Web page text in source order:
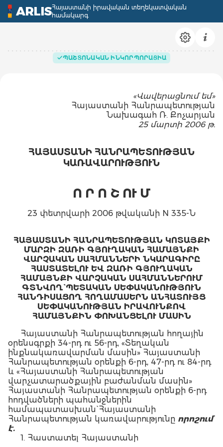
ARLISՀայաստանի իրավական տեղեկատվական
համակարգ
ՊԱՇՏՈՆԱԿԱՆ ԻՆԿՈՐՊՈՐԱՑԻԱ
«Վավերացնում եմ»
Հայաստանի Հանրապետության
Նախագահ Ռ. Քոչարյան
25 մարտի 2006 թ.
ՀԱՅԱՍՏԱՆԻ ՀԱՆՐԱՊԵՏՈՒԹՅԱՆ
ԿԱՌԱՎԱՐՈՒԹՅՈՒՆ
Ո Ր Ո Շ ՈՒ Մ
23 փետրվարի 2006 թվականի N 335-Ն
ՀԱՅԱՍՏԱՆԻ ՀԱՆՐԱՊԵՏՈՒԹՅԱՆ ԿՈՏԱՅՔԻ
ՄԱՐԶԻ ԶԱՌԻ ԳՅՈՒՂԱԿԱՆ ՀԱՄԱՅՆՔԻ
ՎԱՐՉԱԿԱՆ ՍԱՀՄԱՆՆԵՐԻ ՆԿԱՐԱԳԻՐԸ
ՀԱՍՏԱՏԵԼՈՒ ԵՎ ԶԱՌԻ ԳՅՈՒՂԱԿԱՆ
ՀԱՄԱՅՆՔԻ ՎԱՐՉԱԿԱՆ ՍԱՀՄԱՆՆԵՐՈՒՄ
ԳՏՆՎՈՂ` ՊԵՏԱԿԱՆ ՍԵՓԱԿԱՆՈՒԹՅՈՒՆ
ՀԱՆԴԻՍԱՑՈՂ ՀՈՂԱՄԱՍԵՐՆ ԱՆՀԱՏՈՒՅՑ
ՍԵՓԱԿԱՆՈՒԹՅԱՆ ԻՐԱՎՈՒՆՔՈՎ
ՀԱՄԱՅՆՔԻՆ ՓՈԽԱՆՑԵԼՈՒ ՄԱՍԻՆ
Հայաստանի Հանրապետության հողային
օրենսգրքի 34-րդ ու 56-րդ, «Տեղական
ինքնակառավարման մասին» Հայաստանի
Հանրապետության օրենքի 6-րդ, 47-րդ ու 84-րդ
և «Հայաստանի Հանրապետության
վարչատարածքային բաժանման մասին»
Հայաստանի Հանրապետության օրենքի 6-րդ
հոդվածների պահանջներին
համապատասխան` Հայաստանի
Հանրապետության կառավարությունը որոշում
է.
1. Հաստատել Հայաստանի